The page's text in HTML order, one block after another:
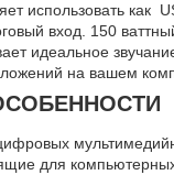
использовать как
вход. 150
идеальное
на вашем
для компьютерных